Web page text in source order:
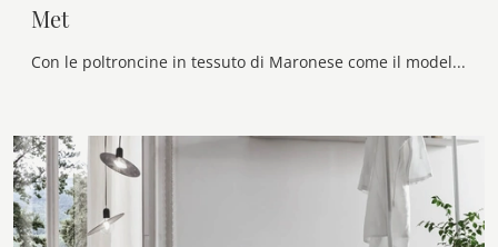
Met
Con le poltroncine in tessuto di Maronese come il modello Met potrai ultimare il tuo progetto d'arredo.